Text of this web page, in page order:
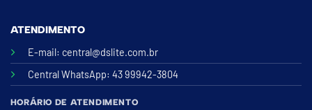
ATENDIMENTO
E-mail: central@dslite.com.br
Central WhatsApp: 43 99942-3804
HORÁRIO DE ATENDIMENTO